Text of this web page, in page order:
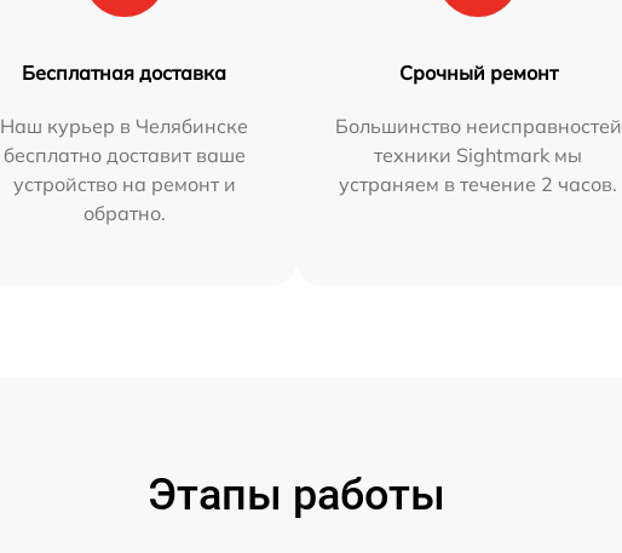
Бесплатная доставка
Наш курьер в Челябинске
бесплатно доставит ваше
устройство на ремонт и
обратно.
Срочный ремонт
Большинство неисправностей
техники Sightmark мы
устраняем в течение 2 часов.
Этапы работы